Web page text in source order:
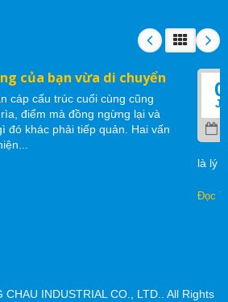
của bạn vừa di chuyển
cáp cấu trúc cuối cùng cũng
điểm mà đồng ngừng lại và
đó khác phải tiếp quản. Hai vấn
là lý
Đọc
CHAU INDUSTRIAL CO., LTD.. All Rights